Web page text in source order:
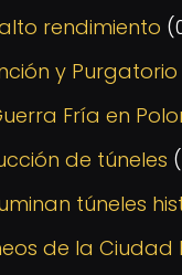
rendimiento
y Purgatorio
Fría en
de túneles
túneles
de la Ciudad